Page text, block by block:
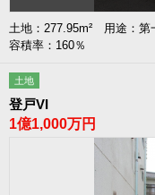
土地：277.95m² 用途：
容積率：160％
土地
登戸VI
1億1,000万円